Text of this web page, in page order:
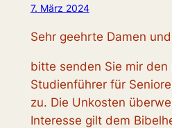
7. März 2024
Sehr geehrte Damen
bitte senden Sie mir den
Studienführer für
zu. Die Unkosten
Interesse gilt dem